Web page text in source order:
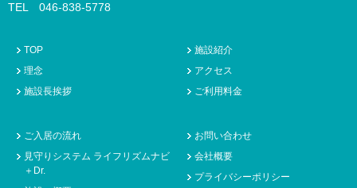
TEL 046-838-5778
TOP
理念
施設長挨拶
施設紹介
アクセス
ご利用料金
ご入居の流れ
見守りシステム ライフリズムナビ
＋Dr.
お問い合わせ
会社概要
プライバシーポリシー